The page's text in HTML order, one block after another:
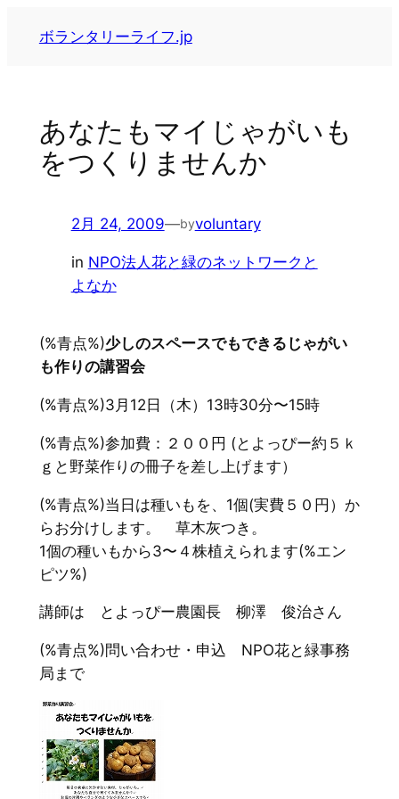
ボランタリーライフ.jp
あなたもマイじゃがいも
をつくりませんか
2月 24, 2009—byvoluntary
in NPO法人花と緑のネットワークと
よなか
(%青点%)少しのスペースでもできるじゃがい
も作りの講習会
(%青点%)3月12日（木）13時30分〜15時
(%青点%)参加費：２００円 (とよっぴー約５ｋ
ｇと野菜作りの冊子を差し上げます）
(%青点%)当日は種いもを、1個(実費５０円）か
らお分けします。 草木灰つき。
1個の種いもから3〜４株植えられます(%エン
ピツ%)
講師は とよっぴー農園長 柳澤 俊治さん
(%青点%)問い合わせ・申込 NPO花と緑事務
局まで